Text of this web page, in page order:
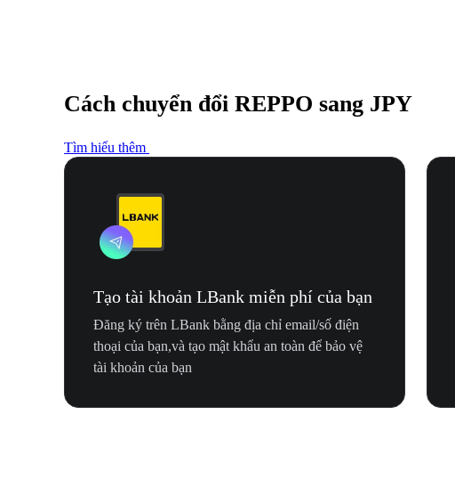
Cách chuyển đổi REPPO sang JPY
Tìm hiểu thêm
Tạo tài khoản LBank miễn phí của bạn
Đăng ký trên LBank bằng địa chỉ email/số điện
thoại của bạn,và tạo mật khẩu an toàn để bảo vệ
tài khoản của bạn